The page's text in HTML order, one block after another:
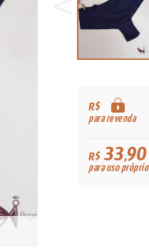
R$
para revenda
R$33,90
para uso próprio